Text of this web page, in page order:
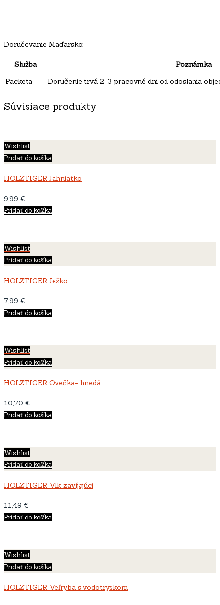
Doručovanie Maďarsko:
Služba
Poznámka
Packeta
Doručenie trvá 2-3 pracovné dni od odoslania
Súvisiace produkty
Wishlist
Pridať do košíka
HOLZTIGER Jahniatko
9,99 €
Pridať do košíka
Wishlist
Pridať do košíka
HOLZTIGER Ježko
7,99 €
Pridať do košíka
Wishlist
Pridať do košíka
HOLZTIGER Ovečka- hnedá
10,70 €
Pridať do košíka
Wishlist
Pridať do košíka
HOLZTIGER Vlk zavíjajúci
11,49 €
Pridať do košíka
Wishlist
Pridať do košíka
HOLZTIGER Veľryba s vodotryskom